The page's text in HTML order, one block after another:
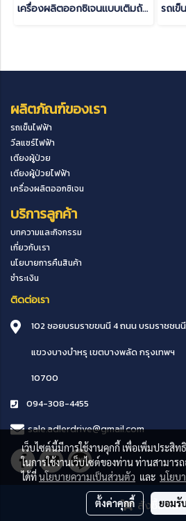
สั่งซื้อสิน
เครื่องผลิตออกซิเจนแบบเติมถัง Devilbiss iFill 535I พร้อมถังออกซิเจน Set
ผลิตภัณฑ์ของเรา
รถเข็นไฟฟ้า
วีลแชร์ไฟฟ้า
เตียงผู้ป่วย
เตียงผู้ป่วยไฟฟ้า
เครื่องผลิตออกซิเจน
บริการลูกค้า
บทความและกิจกรรม
เกี่ยวกับเรา
นโยบายการคืนสินค้า
ชำระเงิน
ติดต่อเรา
102 ซอยบรมราขขนนี 4 ถนน บรมราชชนนี
แขวงบางบำหรุ เขตบางพลัดกรุงเทพฯ
10700
094-308-4455
sale.adlerdrive@gmail.com
เว็บไซต์นี้มีการใช้งานคุกกี้ เพื่อเพิ่มประสิ
ในการใช้งานเว็บไซต์ของท่าน ท่านสามาร
ได้ที่นโยบายความเป็นส่วนตัว และ นโยบ
ตั้งค่าคุกกี้ ยอมรั